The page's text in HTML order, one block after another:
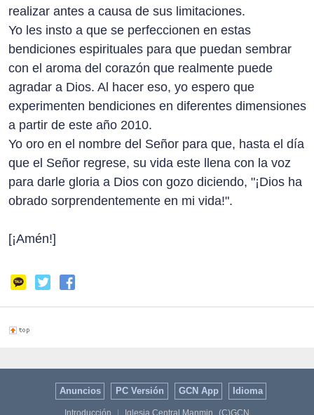
realizar antes a causa de sus limitaciones.
Yo les insto a que se perfeccionen en estas
bendiciones espirituales para que puedan sembrar
con el aroma del corazón que realmente puede
agradar a Dios. Al hacer eso, yo espero que
experimenten bendiciones en diferentes dimensiones
a partir de este año 2010.
Yo oro en el nombre del Señor para que, hasta el día
que el Señor regrese, su vida este llena con la voz
para darle gloria a Dios con gozo diciendo, "¡Dios ha
obrado sorprendentemente en mi vida!".
[¡Amén!]
Anuncios PC Versión GCN App Idioma
Introducción Iglesia Central Manmin (C)GCN